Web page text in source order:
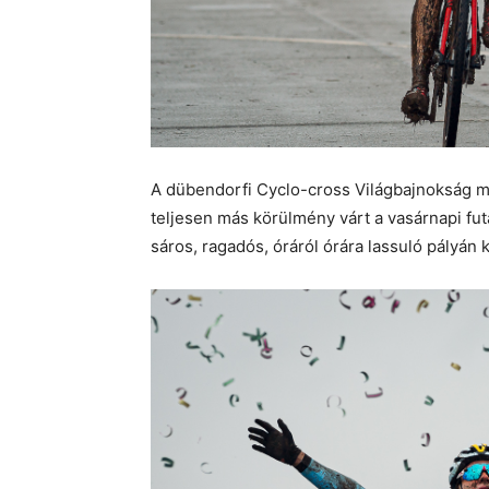
A dübendorfi Cyclo-cross Világbajnokság
teljesen más körülmény várt a vasárnapi
sáros, ragadós, óráról órára lassuló